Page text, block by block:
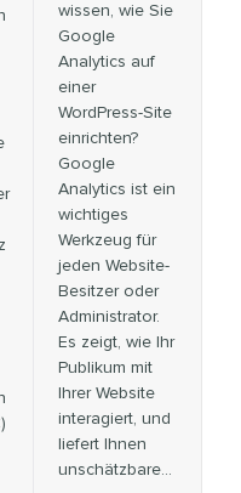
wissen, wie Sie
Google
Analytics auf
einer
WordPress-Site
einrichten?
Google
Analytics ist ein
wichtiges
Werkzeug für
jeden Website-
Besitzer oder
Administrator.
Es zeigt, wie Ihr
Publikum mit
Ihrer Website
interagiert, und
liefert Ihnen
unschätzbare...